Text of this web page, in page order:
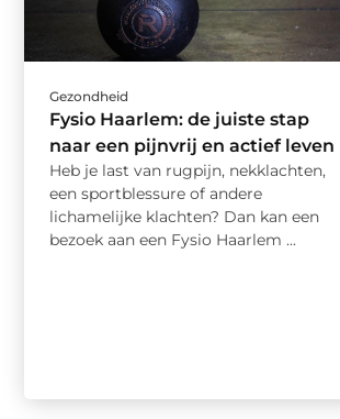
Gezondheid
Fysio Haarlem: de juiste stap
naar een pijnvrij en actief leven
Heb je last van rugpijn, nekklachten,
een sportblessure of andere
lichamelijke klachten? Dan kan een
bezoek aan een Fysio Haarlem ...